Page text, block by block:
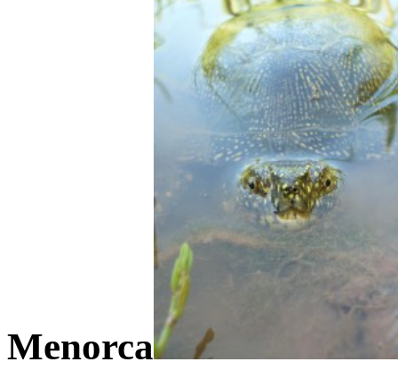
Menorca